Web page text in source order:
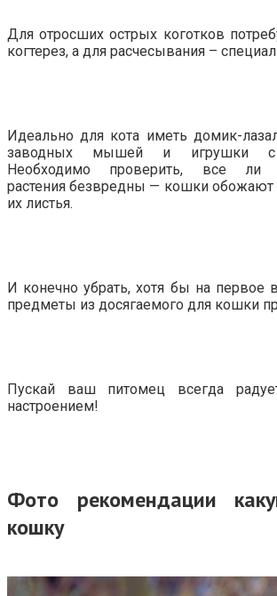
Для отросших острых коготков
когтерез, а для расчесывания –
Идеально для кота иметь домик-
заводных мышей и игрушки с
Необходимо проверить, все ли
растения безвредны — кошки обожают
их листья.
И конечно убрать, хотя бы на первое
предметы из досягаемого для кошки
Пускай ваш питомец всегда
настроением!
Фото рекомендации
кошку